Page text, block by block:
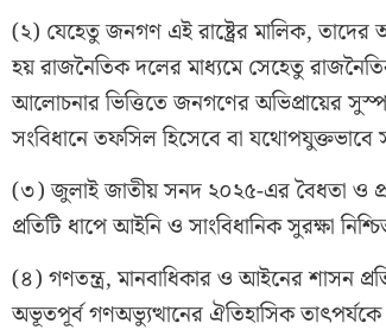
(২) যেহেতু জনগণ এই রাষ্ট্রের মালিক, তাদের
হয় রাজনৈতিক দলের মাধ্যমে সেহেতু
আলোচনার ভিত্তিতে জনগণের অভিপ্রায়ের
সংবিধানে তফসিল হিসেবে বা
(৩) জুলাই জাতীয় সনদ ২০২৫-এর বৈধতা ও
প্রতিটি ধাপে আইনি ও সাংবিধানিক সুরক্ষা
(৪) গণতন্ত্র, মানবাধিকার ও আইনের শাসন
অভূতপূর্ব গণঅভ্যুত্থানের ঐতিহাসিক তাৎপর্যকে